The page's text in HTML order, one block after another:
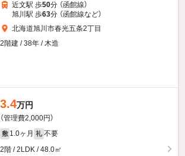
近文駅 歩50分 （函館線）
旭川駅 歩63分 （函館線など）
北海道旭川市春光五条2丁目
2階建 / 38年 / 木造
3.4万円
（管理費2,000円）
敷 1.0ヶ月 礼 不要
2階 / 2LDK / 48.0㎡